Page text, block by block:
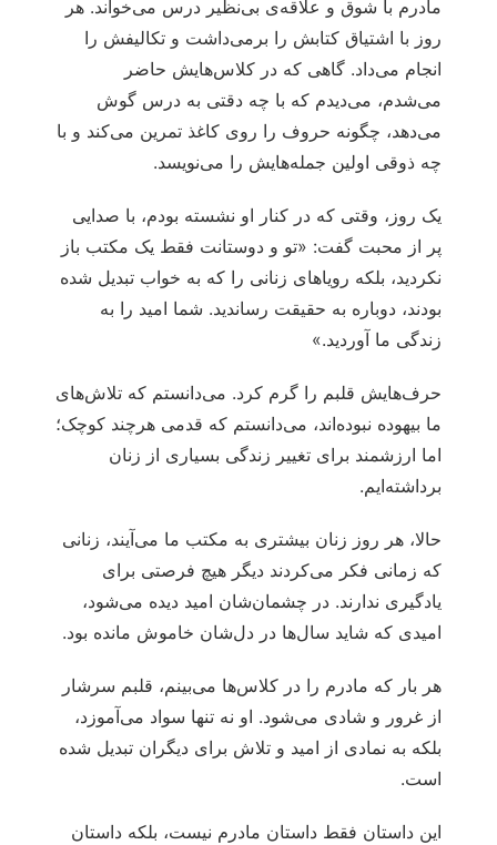
مادرم با شوق و علاقه‌ی بی‌نظیر درس می‌خواند. هر
روز با اشتیاق کتابش را برمی‌داشت و تکالیفش را
انجام می‌داد. گاهی که در کلاس‌هایش حاضر
می‌شدم، می‌دیدم که با چه دقتی به درس گوش
می‌دهد، چگونه حروف را روی کاغذ تمرین می‌کند و با
چه ذوقی اولین جمله‌هایش را می‌نویسد.
یک روز، وقتی که در کنار او نشسته بودم، با صدایی
پر از محبت گفت: «تو و دوستانت فقط یک مکتب باز
نکردید، بلکه رویاهای زنانی را که به خواب تبدیل شده
بودند، دوباره به حقیقت رساندید. شما امید را به
زندگی ما آوردید.»
حرف‌هایش قلبم را گرم کرد. می‌دانستم که تلاش‌های
ما بیهوده نبوده‌اند، می‌دانستم که قدمی هرچند کوچک؛
اما ارزشمند برای تغییر زندگی بسیاری از زنان
برداشته‌ایم.
حالا، هر روز زنان بیشتری به مکتب ما می‌آیند، زنانی
که زمانی فکر می‌کردند دیگر هیچ فرصتی برای
یادگیری ندارند. در چشمان‌شان امید دیده می‌شود،
امیدی که شاید سال‌ها در دل‌شان خاموش مانده بود.
هر بار که مادرم را در کلاس‌ها می‌بینم، قلبم سرشار
از غرور و شادی می‌شود. او نه تنها سواد می‌آموزد،
بلکه به نمادی از امید و تلاش برای دیگران تبدیل شده
است.
این داستان فقط داستان مادرم نیست، بلکه داستان